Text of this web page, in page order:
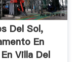
Del Sol,
En
Villa Del